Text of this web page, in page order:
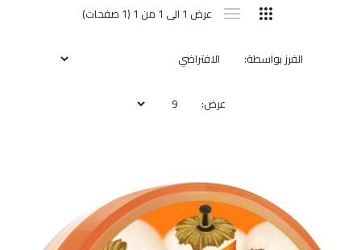
عرض 1 الى 1 من 1 (1 صفحات)
الفرز بواسطة:
عرض: